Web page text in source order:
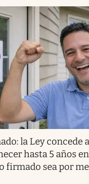
la Ley concede
hasta 5 años
firmado sea por